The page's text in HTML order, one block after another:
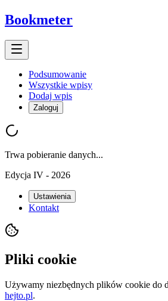
Bookmeter
Podsumowanie
Wszystkie wpisy
Dodaj wpis
Zaloguj
Trwa pobieranie danych...
Edycja IV - 2026
Ustawienia
Kontakt
Pliki cookie
Używamy niezbędnych plików cookie do
hejto.pl.